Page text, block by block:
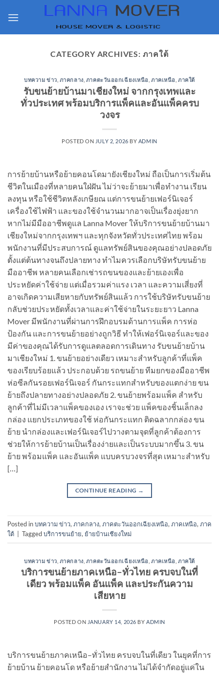
CATEGORY ARCHIVES: ภาคใต้
บทความ ข่าว ภาคกลาง ภาคตะวันออกเฉียงเหนือ ,ภาคเหนือ ,ภาคใต้
รับขนย้ายบ้านมาเชียงใหม่ จากกรุงเทพและ
ทั่วประเทศ พร้อมบริการแพ็คและอันแพ็คครบ
วงจร
POSTED ON JULY 2, 2026 BY ADMIN
การย้ายบ้านหรือย้ายคอนโดมายังเชียงใหม่ ถือเป็นการเริ่มต้น
ชีวิตในเมืองที่หลายคนใฝ่ฝัน ไม่ว่าจะย้ายมาเพื่อทำงาน เรียน
ลงทุน หรือใช้ชีวิตหลังเกษียณ แต่การขนย้ายเฟอร์นิเจอร์
เครื่องใช้ไฟฟ้า และของใช้จำนวนมากอาจเป็นเรื่องยุ่งยาก
หากไม่มีมืออาชีพดูแล Lanna Mover ให้บริการขนย้ายบ้านมา
เชียงใหม่จากกรุงเทพฯ และทุกจังหวัดทั่วประเทศไทย พร้อม
พนักงานที่มีประสบการณ์ ดูแลทรัพย์สินของคุณอย่างปลอดภัย
ตั้งแต่ต้นทางจนถึงปลายทาง ทำไมควรเลือกบริษัทรับขนย้าย
มืออาชีพ หลายคนเลือกเช่ารถขนของและย้ายเองเพื่อ
ประหยัดค่าใช้จ่าย แต่เมื่อรวมค่าแรง เวลา และความเสี่ยงที่
อาจเกิดความเสียหายกับทรัพย์สินแล้ว การใช้บริษัทรับขนย้าย
กลับช่วยประหยัดทั้งเวลาและค่าใช้จ่ายในระยะยาว Lanna
Mover มีพนักงานที่ผ่านการฝึกอบรมด้านการแพ็ค การห่อ
ป้องกัน และการขนย้ายอย่างถูกวิธี ทำให้เฟอร์นิเจอร์และของ
มีค่าของคุณได้รับการดูแลตลอดการเดินทาง รับขนย้ายบ้าน
มาเชียงใหม่ 1. ขนย้ายอย่างเดียว เหมาะสำหรับลูกค้าที่แพ็ค
ของเรียบร้อยแล้ว ประกอบด้วย รถขนย้าย ทีมยกของมืออาชีพ
ห่อซีลกันรอยเฟอร์นิเจอร์ กันกระแทกสำหรับของแตกง่าย ขน
ย้ายถึงปลายทางอย่างปลอดภัย 2. ขนย้ายพร้อมแพ็ค สำหรับ
ลูกค้าที่ไม่มีเวลาแพ็คของเอง เราจะช่วย แพ็คของชิ้นเล็กลง
กล่อง แยกประเภทของใช้ ห่อกันกระแทก ติดฉลากกล่อง ขน
ย้าย นำกล่องและเฟอร์นิเจอร์ไปวางตามจุดที่ลูกค้าต้องการ
ช่วยให้การย้ายบ้านเป็นเรื่องง่ายและเป็นระบบมากขึ้น 3. ขน
ย้าย พร้อมแพ็ค และอันแพ็ค แบบครบวงจรที่สุด เหมาะสำหรับ
[…]
CONTINUE READING →
Posted inบทความ ข่าว, ภาคกลาง, ภาคตะวันออกเฉียงเหนือ, ภาคเหนือ, ภาค
ใต้
Taggedบริการขนย้าย, ย้ายบ้านเชียงใหม่
บทความ ข่าว ภาคกลาง ภาคตะวันออกเฉียงเหนือ ,ภาคเหนือ ,ภาคใต้
บริการขนย้ายภาคเหนือ–ทั่วไทย ครบจบในที่
เดียว พร้อมแพ็ค อันแพ็ค และประกันความ
เสียหาย
POSTED ON JANUARY 14, 2026 BY ADMIN
บริการขนย้ายภาคเหนือ–ทั่วไทย ครบจบในที่เดียว ในยุคที่การ
ย้ายบ้าน ย้ายคอนโด หรือย้ายสำนักงาน ไม่ได้จำกัดอยู่แค่ใน